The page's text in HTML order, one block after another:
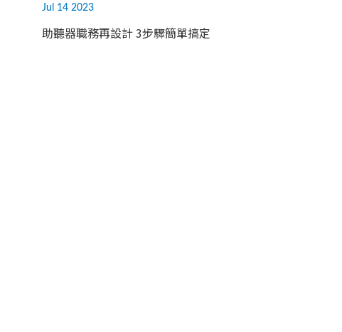
Jul 14 2023
助聽器職務再設計 3步驟簡單搞定